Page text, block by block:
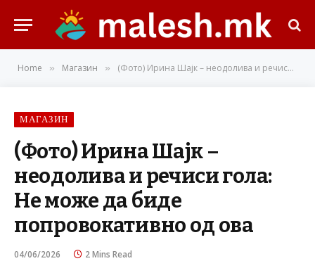
Home » Магазин » (Фото) Ирина Шајк – неодолива и речиси гола: Не може да биде попровокативно од ова
МАГАЗИН
(Фото) Ирина Шајк –
неодолива и речиси гола:
Не може да биде
попровокативно од ова
04/06/2026 2 Mins Read